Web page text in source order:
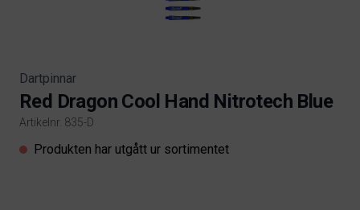
Dartpinnar
Red Dragon Cool Hand Nitrotech Blue
Artikelnr. 835-D
Product information
Produkten har utgått ur sortimentet